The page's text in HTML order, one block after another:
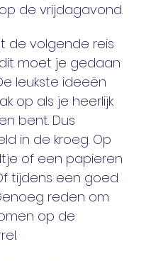
de vrijdagavond.
de volgende reis
moet je gedaan
leukste ideeën
op als je heerlijk
bent. Dus
in de kroeg. Op
of een papieren
tijdens een goed
reden om
op de